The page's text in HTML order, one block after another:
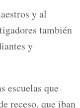
y al
también
y
escuelas que
receso, que iban